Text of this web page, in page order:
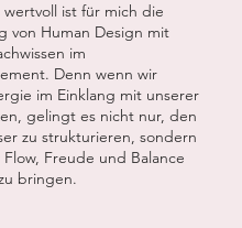
wertvoll ist für mich die
von Human Design mit
im
Denn wenn wir
im Einklang mit unserer
gelingt es nicht nur, den
zu strukturieren, sondern
Freude und Balance
bringen.